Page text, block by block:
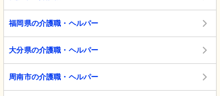
福岡県の介護職・ヘルパー
大分県の介護職・ヘルパー
周南市の介護職・ヘルパー